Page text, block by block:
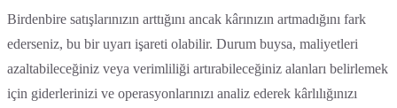
Birdenbire satışlarınızın arttığını ancak kârınızın artmadığını fark
ederseniz, bu bir uyarı işareti olabilir. Durum buysa, maliyetleri
azaltabileceğiniz veya verimliliği artırabileceğiniz alanları belirlemek
için giderlerinizi ve operasyonlarınızı analiz ederek kârlılığınızı